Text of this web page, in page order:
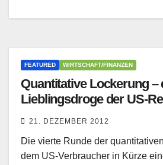
FEATURED WIRTSCHAFT/FINANZEN
Quantitative Lockerung –
Lieblingsdroge der US-
21. DEZEMBER 2012
Die vierte Runde der
dem US-Verbraucher in Kürze